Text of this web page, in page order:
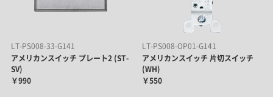
LT-PS008-33-G141
アメリカンスイッチ プレート2 (ST-
SV)
￥990
LT-PS008-OP01-G141
アメリカンスイッチ 片切スイッチ
(WH)
￥550